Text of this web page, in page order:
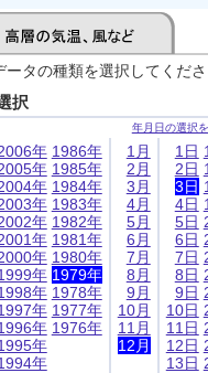
タの種類を選択してくだ
択
年月日の選択
年
年
年
年
年
年
年
年
年
年
年
年
年
1986年
1985年
1984年
1983年
1982年
1981年
1980年
1979年
1978年
1977年
1976年
1月
2月
3月
4月
5月
6月
7月
8月
9月
10月
11月
12月
1日
2日
3日
4日
5日
6日
7日
8日
9日
10日
11日
12日
13日